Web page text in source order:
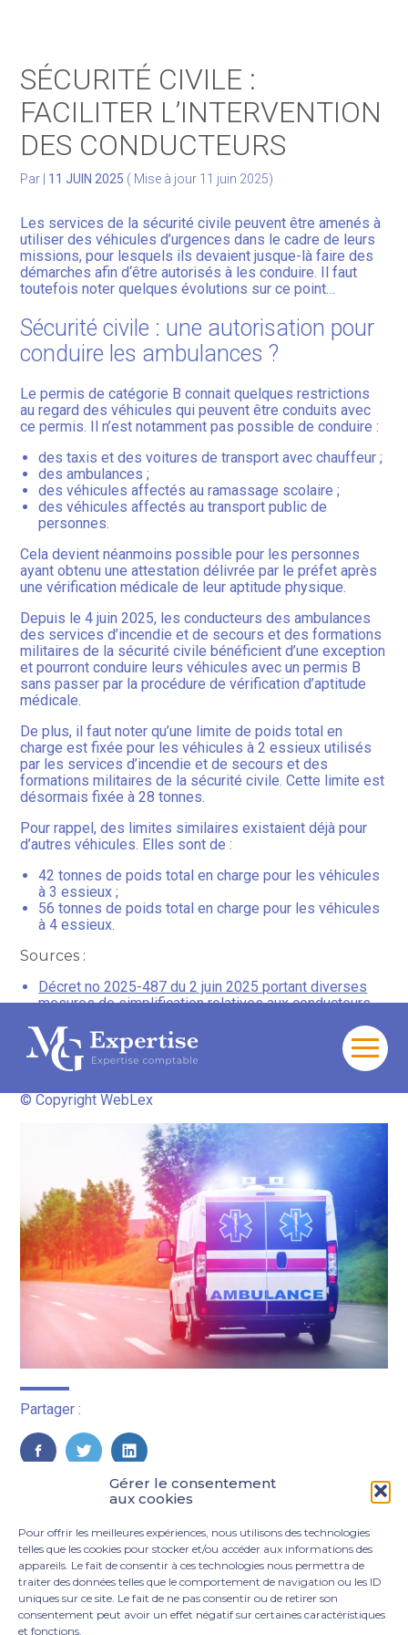
Gérer le consentement
aux cookies
Pour offrir les meilleures expériences, nous utilisons des technologies
telles que les cookies pour stocker et/ou accéder aux informations des
appareils. Le fait de consentir à ces technologies nous permettra de
traiter des données telles que le comportement de navigation ou les ID
uniques sur ce site. Le fait de ne pas consentir ou de retirer son
consentement peut avoir un effet négatif sur certaines caractéristiques
et fonctions.
Aller
Gérer votre patrimoine
Facturation Électronique
SÉCURITÉ CIVILE :
FACILITER L’INTERVENTION
DES CONDUCTEURS
Par 11 JUIN 2025 ( Mise à jour 11 juin 2025)
Les services de la sécurité civile peuvent être amenés à
utiliser des véhicules d’urgences dans le cadre de leurs
missions, pour lesquels ils devaient jusque-là faire des
démarches afin d‘être autorisés à les conduire. Il faut
toutefois noter quelques évolutions sur ce point…
Sécurité civile : une autorisation pour
conduire les ambulances ?
Le permis de catégorie B connait quelques restrictions
au regard des véhicules qui peuvent être conduits avec
ce permis. Il n’est notamment pas possible de conduire :
des taxis et des voitures de transport avec chauffeur ;
des ambulances ;
des véhicules affectés au ramassage scolaire ;
des véhicules affectés au transport public de
personnes.
Cela devient néanmoins possible pour les personnes
ayant obtenu une attestation délivrée par le préfet après
une vérification médicale de leur aptitude physique.
Depuis le 4 juin 2025, les conducteurs des ambulances
des services d’incendie et de secours et des formations
militaires de la sécurité civile bénéficient d’une exception
et pourront conduire leurs véhicules avec un permis B
sans passer par la procédure de vérification d’aptitude
médicale.
De plus, il faut noter qu’une limite de poids total en
charge est fixée pour les véhicules à 2 essieux utilisés
par les services d’incendie et de secours et des
formations militaires de la sécurité civile. Cette limite est
désormais fixée à 28 tonnes.
Pour rappel, des limites similaires existaient déjà pour
d’autres véhicules. Elles sont de :
42 tonnes de poids total en charge pour les véhicules
à 3 essieux ;
56 tonnes de poids total en charge pour les véhicules
à 4 essieux.
Sources :
Décret no 2025-487 du 2 juin 2025 portant diverses
mesures de simplification relatives aux conducteurs
d’incendie et de secours et des formations militaires
de la sécurité civile
© Copyright WebLex
Partager :
FaceBook
TwitterLinkedIn